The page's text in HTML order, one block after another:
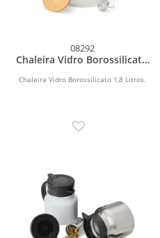
08292
Chaleira Vidro Borossilicato
Chaleira Vidro Borossilicato 1,8 Litros.